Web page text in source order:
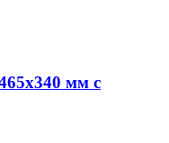
мм с